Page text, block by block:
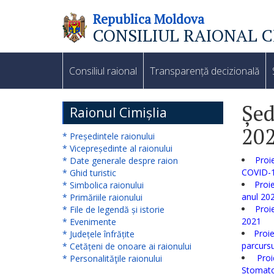
Consiliul
Noutăți
Organigrama
Subdiviziuni
Secretarul
consiliului
raional
Aparatul
Republica Moldova
CONSILIUL RAIONAL
Consiliul raional Transparență decizională
Raionul Cimișlia
* Președintele raionului
* Vicepreședinte al raionului
* Date generale despre raion
* Ghid turistic
* Simbolica raionului
* Primăriile raionului
* File de legendă și istorie
* Evenimente
* Județele înfrățite
* Cetățeni de onoare ai raionului
* Personalităţile raionului
COVID-
anul
2021